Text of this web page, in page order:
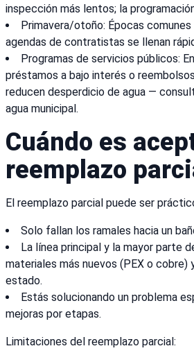
inspección más lentos; la
Primavera/otoño: Épocas
agendas de contratistas se llenan
Programas de servicios públicos:
préstamos a bajo interés o
reducen desperdicio de agua —
agua municipal.
Cuándo es
reemplazo
El reemplazo parcial puede ser
Solo fallan los ramales hacia un
La línea principal y la mayor parte
materiales más nuevos (PEX o cobre)
estado.
Estás solucionando un problema
mejoras por etapas.
Limitaciones del reemplazo parcial: